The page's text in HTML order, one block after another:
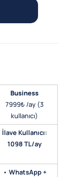
Business
7999₺ /ay (3
kullanıcı)
İlave Kullanıcı:
1098 TL/ay
• WhatsApp +